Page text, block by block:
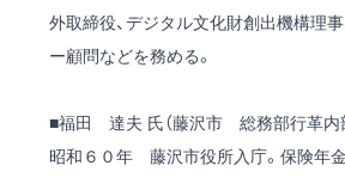
外取締役、デジタル文化財創出機構理
ー顧問などを務める。
■福田 達夫 氏（藤沢市 総務部行革内
昭和６０年 藤沢市役所入庁。保険年金